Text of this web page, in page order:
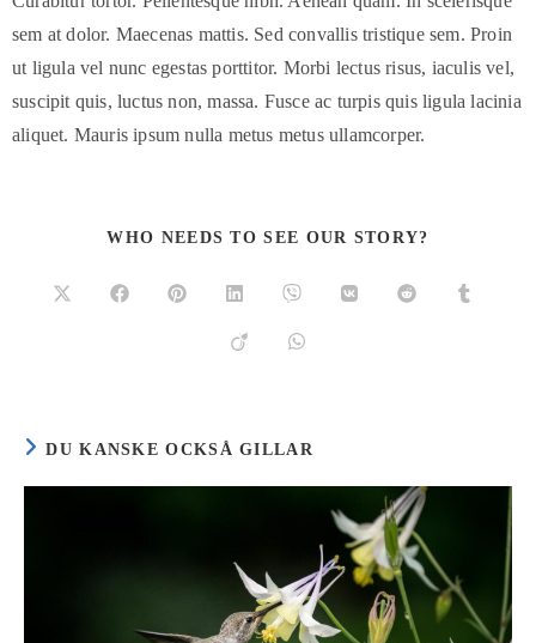
sem at dolor. Maecenas mattis. Sed convallis tristique sem. Proin
ut ligula vel nunc egestas porttitor. Morbi lectus risus, iaculis vel,
suscipit quis, luctus non, massa. Fusce ac turpis quis ligula lacinia
aliquet. Mauris ipsum nulla metus metus ullamcorper.
WHO NEEDS TO SEE OUR STORY?
DU KANSKE OCKSÅ GILLAR